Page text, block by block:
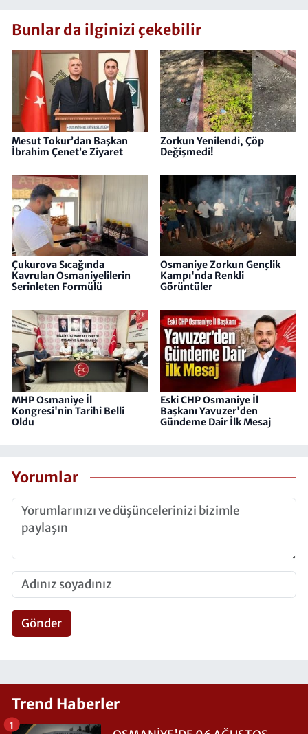
Bunlar da ilginizi çekebilir
Mesut Tokur’dan Başkan
İbrahim Çenet’e Ziyaret
Zorkun Yenilendi, Çöp
Değişmedi!
Çukurova Sıcağında
Kavrulan Osmaniyelilerin
Serinleten Formülü
Osmaniye Zorkun Gençlik
Kampı'nda Renkli
Görüntüler
MHP Osmaniye İl
Kongresi'nin Tarihi Belli
Oldu
Eski CHP Osmaniye İl
Başkanı Yavuzer'den
Gündeme Dair İlk Mesaj
Yorumlar
Gönder
Trend Haberler
1